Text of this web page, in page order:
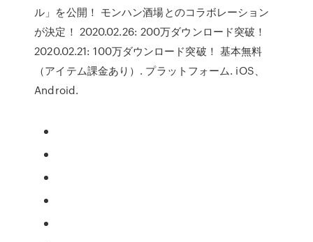
ル」を公開！ モンハン酒場とのコラボレーション
が決定！ 2020.02.26: 200万ダウンロード突破！
2020.02.21: 100万ダウンロード突破！ 基本無料
（アイテム課金あり）. プラットフォーム. iOS、
Android.